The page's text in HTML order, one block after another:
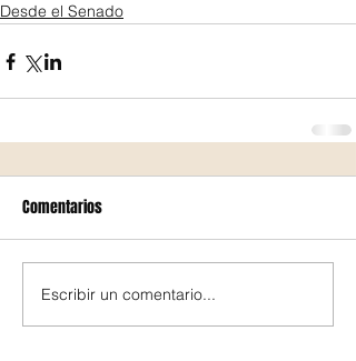
Desde el Senado
Comentarios
Escribir un comentario...